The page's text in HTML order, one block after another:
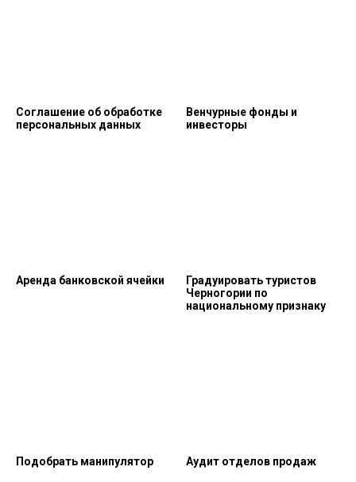
Соглашение об обработке
персональных данных
Венчурные фонды и
инвесторы
Аренда банковской ячейки
Градуировать туристов
Черногории по
национальному признаку
Подобрать манипулятор Аудит отделов продаж